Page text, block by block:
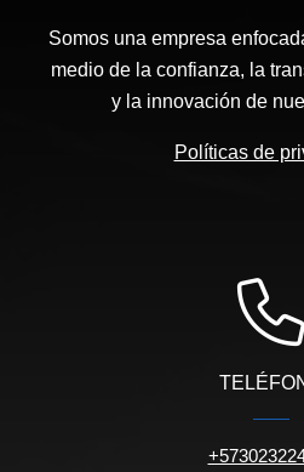
Somos una empresa
medio de la confianza, la
y la innovación de
Políticas de